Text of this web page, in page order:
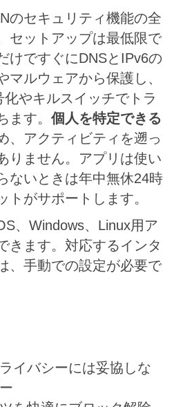
のセキュリティ機能の全
セットアップは最低限で
けですぐにDNSとIPv6の
マルウェアから保護し、
やキルスイッチでトラ
ます。 個人を特定できる
、アクティビティを遡っ
りません。アプリは使い
ないときは年中無休24時
トがサポートします。
、Windows、Linux用ア
きます。対応するインタ
、手動での設定が必要で
イバシーには妥協しな